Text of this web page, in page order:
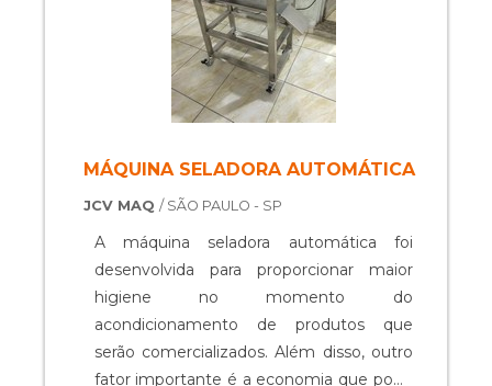
MÁQUINA SELADORA AUTOMÁTICA
JCV MAQ / SÃO PAULO - SP
A máquina seladora automática foi
desenvolvida para proporcionar maior
higiene no momento do
acondicionamento de produtos que
serão comercializados. Além disso, outro
fator importante é a economia que pode